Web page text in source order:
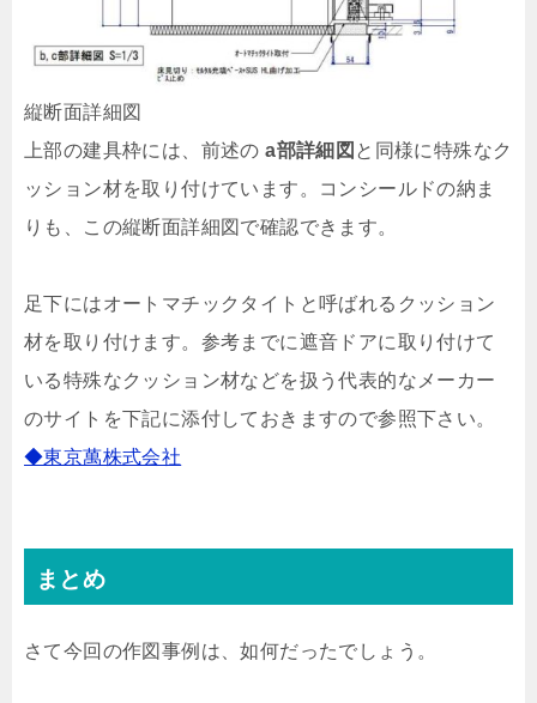
縦断面詳細図
上部の建具枠には、前述の a部詳細図 と同様に特殊なク
ッション材を取り付けています。コンシールドの納ま
りも、この縦断面詳細図で確認できます。
足下にはオートマチックタイトと呼ばれるクッション
材を取り付けます。参考までに遮音ドアに取り付けて
いる特殊なクッション材などを扱う代表的なメーカー
のサイトを下記に添付しておきますので参照下さい。
◆東京萬株式会社
まとめ
さて今回の作図事例は、如何だったでしょう。